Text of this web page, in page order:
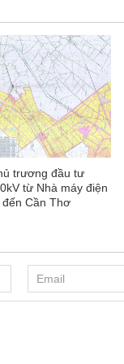
trương đầu tư
từ Nhà máy điện
Cần Thơ